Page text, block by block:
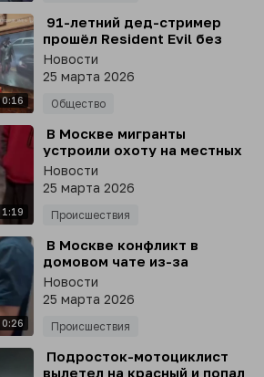
0:16
⁣ 91-летний дед-стример
прошёл Resident Evil без
единой подсказки
Новости
25 марта 2026
Общество
1:19
⁣ В Москве мигранты
устроили охоту на местных
парней
Новости
25 марта 2026
Происшествия
0:26
⁣ В Москве конфликт в
домовом чате из-за
мессенджера Max привел к
избиению
Новости
25 марта 2026
Происшествия
⁣ Подросток-мотоциклист
вылетел на красный и попал